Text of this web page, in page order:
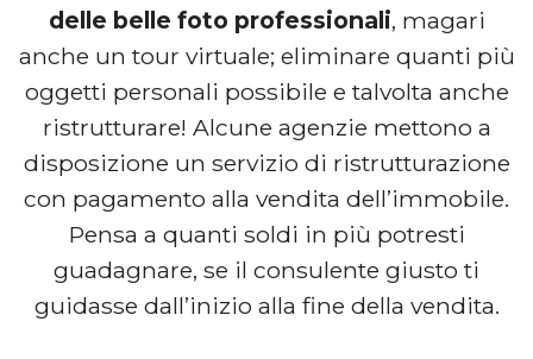
delle belle foto professionali, magari
anche un tour virtuale; eliminare quanti più
oggetti personali possibile e talvolta anche
ristrutturare! Alcune agenzie mettono a
disposizione un servizio di ristrutturazione
con pagamento alla vendita dell’immobile.
Pensa a quanti soldi in più potresti
guadagnare, se il consulente giusto ti
guidasse dall’inizio alla fine della vendita.